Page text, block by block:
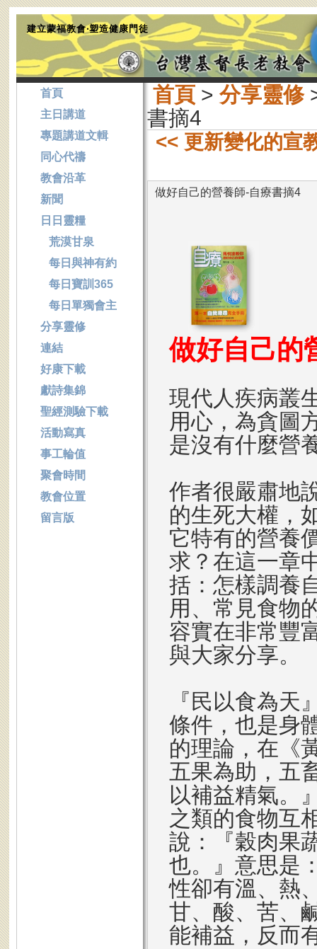
建立蒙福教會‧塑造健康門徒
首頁> 分享靈修
書摘4
<< 更新變化的宣
做好自己的營養師-自療書摘4
做好自己的
現代人疾病叢
用心，為貪圖
是沒有什麼營
作者很嚴肅地
的生死大權，
它特有的營養
求？在這一章
括：怎樣調養
用、常見食物
容實在非常豐
與大家分享。
『民以食為天
條件，也是身
的理論，在《
五果為助，五
以補益精氣。
之類的食物互
說：『穀肉果
也。』意思是
性卻有溫、熱
甘、酸、苦、
能補益，反而
首頁
主日講道
專題講道文輯
同心代禱
教會沿革
新聞
日日靈糧
荒漠甘泉
每日與神有約
每日寶訓365
每日單獨會主
分享靈修
連結
好康下載
獻詩集錦
聖經測驗下載
活動寫真
事工輪值
聚會時間
教會位置
留言版